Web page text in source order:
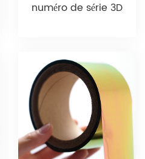
numéro de série 3D